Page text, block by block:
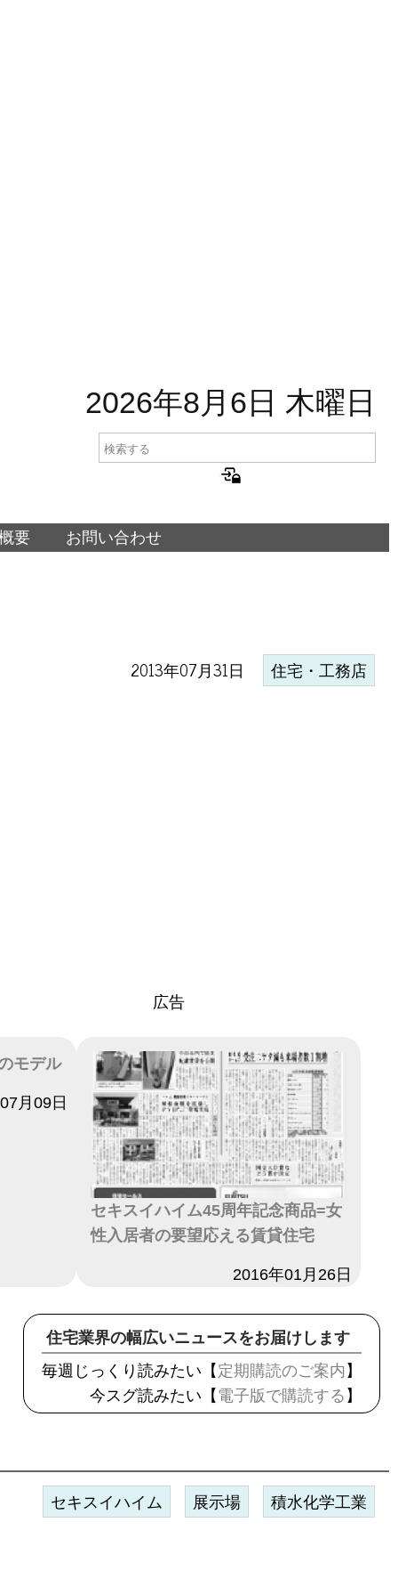
2026年8月6日 木曜日
要 お問い合わせ
2013年07月31日 住宅・工務店
広告
モデル
月09日
セキスイハイム45周年記念商品=女
性入居者の要望応える賃貸住宅
2016年01月26日
住宅業界の幅広いニュースをお届けします
毎週じっくり読みたい【 定期購読のご案内 】
今スグ読みたい【 電子版で購読する 】
セキスイハイム 展示場 積水化学工業